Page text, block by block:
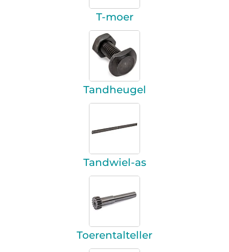
T-moer
Tandheugel
Tandwiel-as
Toerentalteller